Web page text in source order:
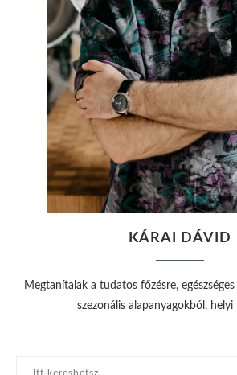
KÁRAI DÁVID
Megtanítalak a tudatos főzésre,
szezonális alapanyagokból,